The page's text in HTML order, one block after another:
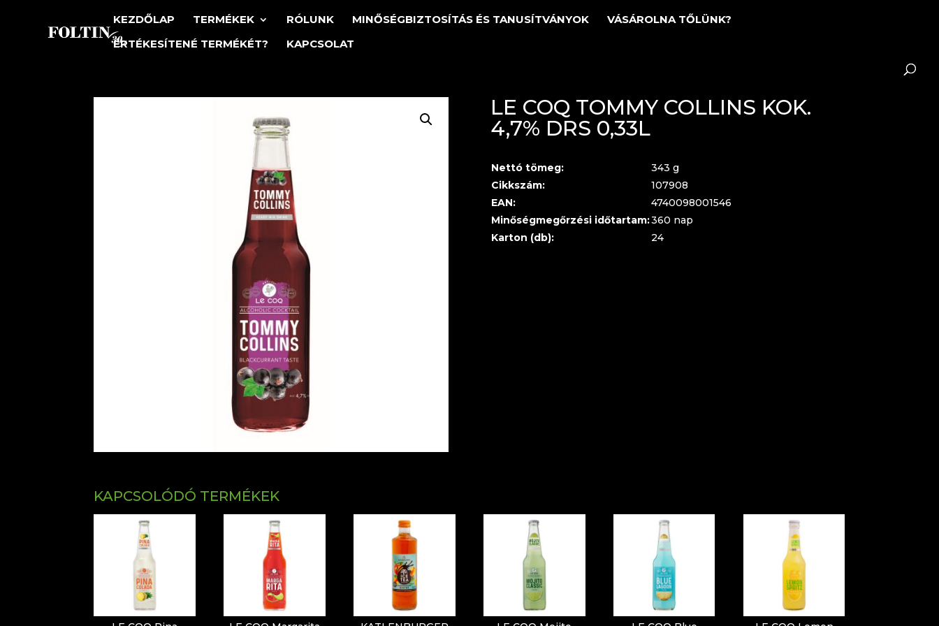
KEZDŐLAP TERMÉKEK RÓLUNK MINŐSÉGBIZTOSÍTÁS ÉS TANUSÍTVÁNYOK
VÁSÁROLNA TŐLÜNK?
ÉRTÉKESÍTENÉ TERMÉKÉT?
KAPCSOLAT
LE COQ TOMMY COLLINS KOK.
4,7% DRS 0,33L
Nettó tömeg:
343 g
Cikkszám:
107908
EAN:
4740098001546
Minőségmegőrzési időtartam:360 nap
Karton (db):
24
KAPCSOLÓDÓ TERMÉKEK